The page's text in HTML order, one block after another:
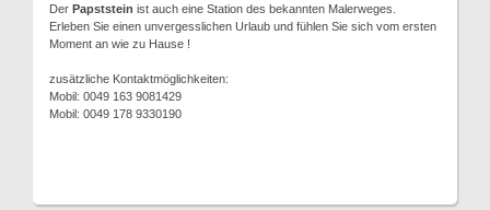
Der Papststein ist auch eine Station des bekannten Malerweges.
Erleben Sie einen unvergesslichen Urlaub und fühlen Sie sich vom ersten
Moment an wie zu Hause !
zusätzliche Kontaktmöglichkeiten:
Mobil: 0049 163 9081429
Mobil: 0049 178 9330190